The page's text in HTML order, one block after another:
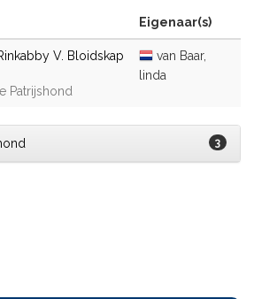
Eigenaar(s)
V. Bloidskap
Patrijshond
van Baar,
linda
3